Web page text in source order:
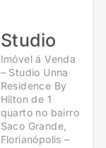
Studio
Imóvel á Venda
– Studio Unna
Residence By
Hilton de 1
quarto no bairro
Saco Grande,
Florianópolis –